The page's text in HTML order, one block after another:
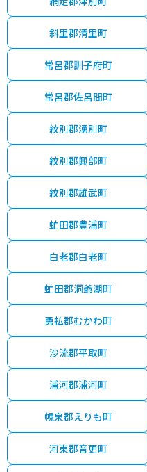
斜里郡清里町
常呂郡訓子府町
常呂郡佐呂間町
紋別郡湧別町
紋別郡興部町
紋別郡雄武町
虻田郡豊浦町
白老郡白老町
虻田郡洞爺湖町
勇払郡むかわ町
沙流郡平取町
浦河郡浦河町
幌泉郡えりも町
河東郡音更町